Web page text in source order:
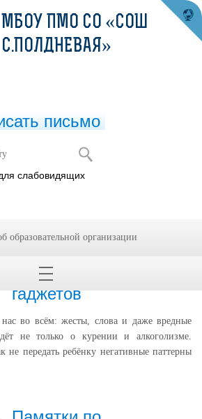
15.06.2026
профилактики
зависимости от
гаджетов
во всём: жесты, слова и даже вредные
не только о курении и алкоголизме.
не передать ребёнку негативные паттерны
МБОУ ПМО СО «СОШ
С.ПОЛДНЕВАЯ»
письмо
слабовидящих
образовательной организации